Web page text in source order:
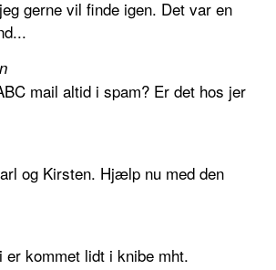
gerne vil finde igen. Det var en
mail altid i spam? Er det hos jer
og Kirsten. Hjælp nu med den
kommet lidt i knibe mht.